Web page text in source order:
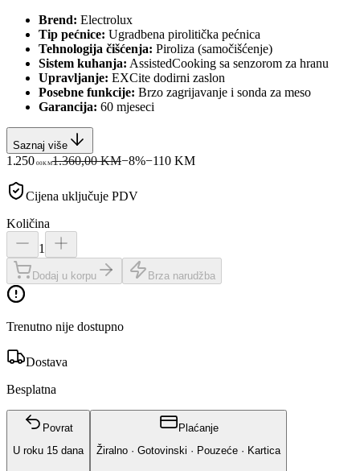
Brend: Electrolux
Tip pećnice: Ugradbena pirolitička pećnica
Tehnologija čišćenja: Piroliza (samočišćenje)
Sistem kuhanja: AssistedCooking sa senzorom za hranu
Upravljanje: EXCite dodirni zaslon
Posebne funkcije: Brzo zagrijavanje i sonda za meso
Garancija: 60 mjeseci
Saznaj više
1.250 00KM1.360,00 KM−8%−110KM
Cijena uključuje PDV
Količina
1
Dodaj u korpu Brza narudžba
Trenutno nije dostupno
Dostava
Besplatna
Povrat
U roku 15 dana
Plaćanje
Žiralno · Gotovinski · Pouzeće · Kartica